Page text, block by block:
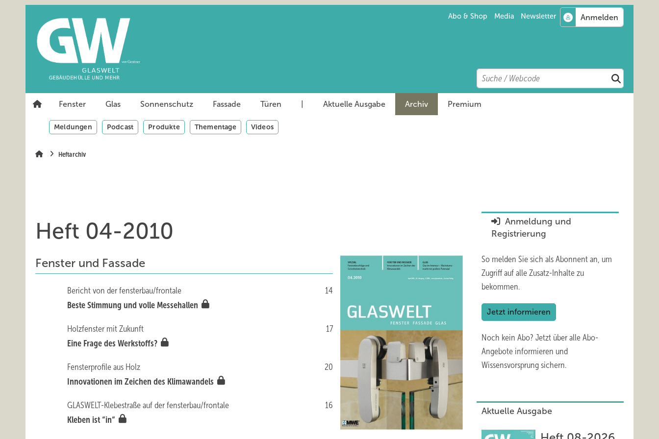
Abo & Shop Media Newsletter
Search
Suchen
Fenster Glas Sonnenschutz Fassade Türen Aktuelle Ausgabe Archiv Premium
Meldungen Podcast Produkte Thementage Videos
Heftarchiv
Heft 04-2010
Fenster und Fassade
14
Bericht von der fensterbau/frontale
Beste Stimmung und volle Messehallen
17
Holzfenster mit Zukunft
Eine Frage des Werkstoffs?
20
Fensterprofile aus Holz
Innovationen im Zeichen des Klimawandels
16
GLASWELT-Klebestraße auf der fensterbau/frontale
Kleben ist “in“
Anmeldung und
Registrierung
So melden Sie sich als Abonnent an, um
Zugriff auf alle Zusatz-Inhalte zu
bekommen.
Jetzt informieren
Noch kein Abo? Jetzt über alle Abo-
Angebote informieren und
Wissensvorsprung sichern.
Aktuelle Ausgabe